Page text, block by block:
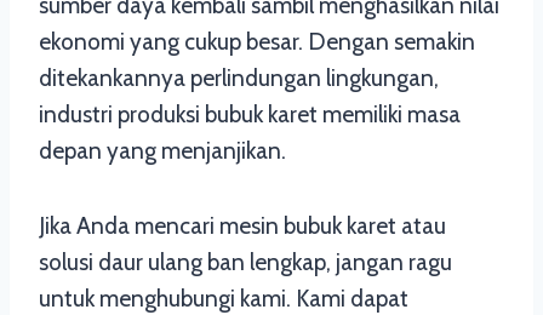
sumber daya kembali sambil menghasilkan nilai
ekonomi yang cukup besar. Dengan semakin
ditekankannya perlindungan lingkungan,
industri produksi bubuk karet memiliki masa
depan yang menjanjikan.
Jika Anda mencari mesin bubuk karet atau
solusi daur ulang ban lengkap, jangan ragu
untuk menghubungi kami. Kami dapat